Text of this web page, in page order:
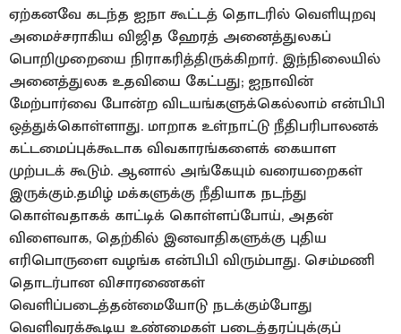
ஏற்கனவே கடந்த ஐநா கூட்டத் தொடரில் வெளியுறவு
அமைச்சராகிய விஜித ஹேரத் அனைத்துலகப்
பொறிமுறையை நிராகரித்திருக்கிறார். இந்நிலையில்
அனைத்துலக உதவியை கேட்பது; ஐநாவின்
மேற்பார்வை போன்ற விடயங்களுக்கெல்லாம் என்பிபி
ஒத்துக்கொள்ளாது. மாறாக உள்நாட்டு நீதிபரிபாலனக்
கட்டமைப்புக்கூடாக விவகாரங்களைக் கையாள
முற்படக் கூடும். ஆனால் அங்கேயும் வரையறைகள்
இருக்கும்.தமிழ் மக்களுக்கு நீதியாக நடந்து
கொள்வதாகக் காட்டிக் கொள்ளப்போய், அதன்
விளைவாக, தெற்கில் இனவாதிகளுக்கு புதிய
எரிபொருளை வழங்க என்பிபி விரும்பாது. செம்மணி
தொடர்பான விசாரணைகள்
வெளிப்படைத்தன்மையோடு நடக்கும்போது
வெளிவரக்கூடிய உண்மைகள் படைத்தரப்புக்குப்